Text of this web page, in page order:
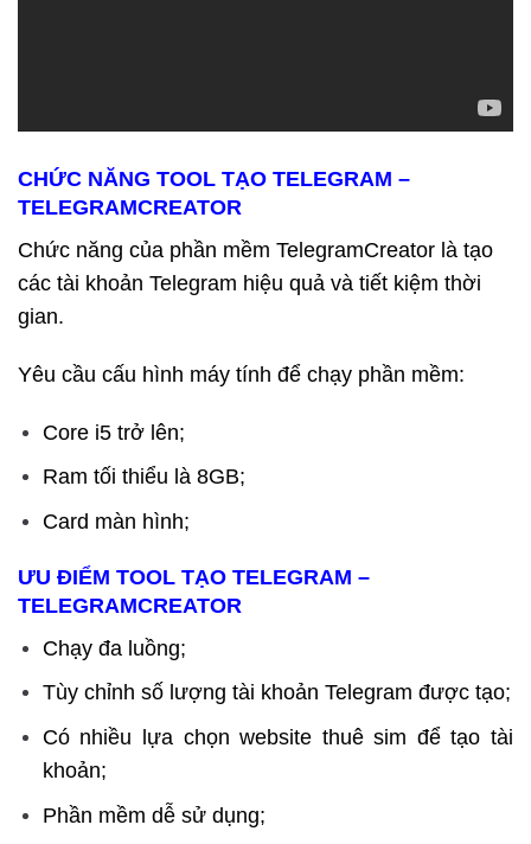
CHỨC NĂNG TOOL TẠO TELEGRAM –
TELEGRAMCREATOR
Chức năng của phần mềm TelegramCreator là tạo
các tài khoản Telegram hiệu quả và tiết kiệm thời
gian.
Yêu cầu cấu hình máy tính để chạy phần mềm:
Core i5 trở lên;
Ram tối thiểu là 8GB;
Card màn hình;
ƯU ĐIỂM TOOL TẠO TELEGRAM –
TELEGRAMCREATOR
Chạy đa luồng;
Tùy chỉnh số lượng tài khoản Telegram được tạo;
Có nhiều lựa chọn website thuê sim để tạo tài
khoản;
Phần mềm dễ sử dụng;